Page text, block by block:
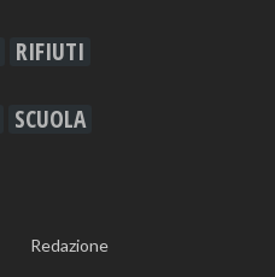
RIFIUTI
SCUOLA
Redazione